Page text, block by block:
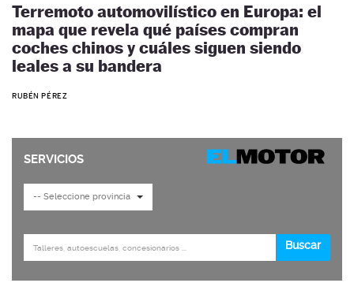
Terremoto automovilístico en Europa: el
mapa que revela qué países compran
coches chinos y cuáles siguen siendo
leales a su bandera
RUBÉN PÉREZ